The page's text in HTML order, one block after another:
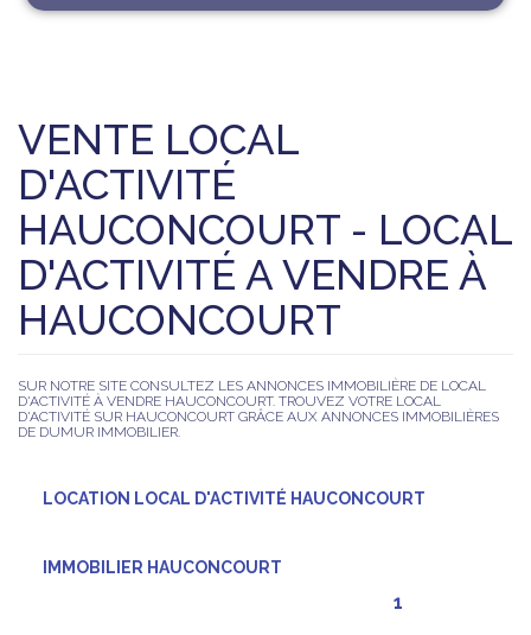
VENTE LOCAL
D'ACTIVITÉ
HAUCONCOURT - LOCAL
D'ACTIVITÉ A VENDRE À
HAUCONCOURT
SUR NOTRE SITE CONSULTEZ LES ANNONCES IMMOBILIÈRE DE LOCAL
D'ACTIVITÉ À VENDRE HAUCONCOURT. TROUVEZ VOTRE LOCAL
D'ACTIVITÉ SUR HAUCONCOURT GRÂCE AUX ANNONCES IMMOBILIÈRES
DE DUMUR IMMOBILIER.
LOCATION LOCAL D'ACTIVITÉ HAUCONCOURT
IMMOBILIER HAUCONCOURT
1